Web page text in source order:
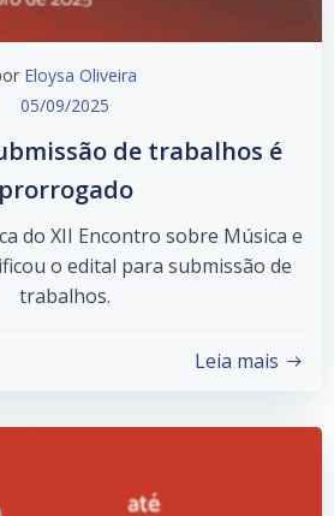
Eloysa Oliveira
05/09/2025
de trabalhos é
prorrogado
do XII Encontro sobre Música e
o edital para submissão de
trabalhos.
Leia mais